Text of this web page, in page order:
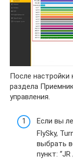
После настройки
раздела
управления.
Если вы
FlySky,
выбрать
пункт: